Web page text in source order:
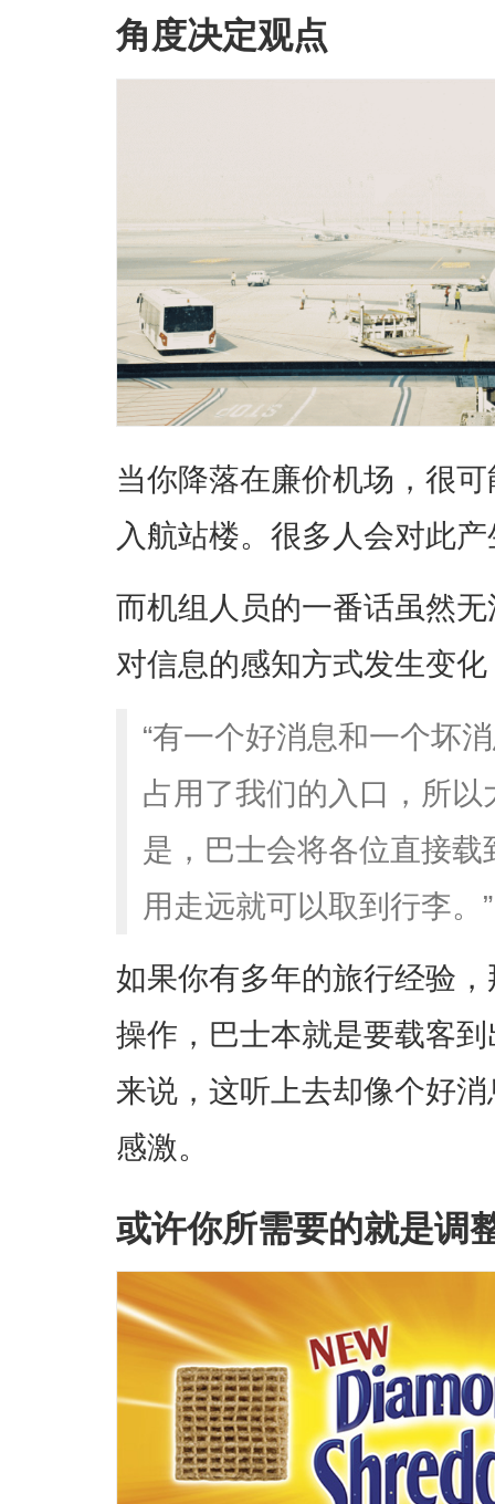
角度决定观点
当你降落在廉价机场，很
入航站楼。很多人会对此
而机组人员的一番话虽然
对信息的感知方式发生变化
“有一个好消息和一个坏
占用了我们的入口，所
是，巴士会将各位直接
用走远就可以取到行李。”
如果你有多年的旅行经验
操作，巴士本就是要载客
来说，这听上去却像个好
感激。
或许你所需要的就是调